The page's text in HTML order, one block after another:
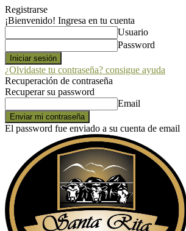
Registrarse
¡Bienvenido! Ingresa en tu cuenta
Usuario
Password
¿Olvidaste tu contraseña? consigue ayuda
Recuperación de contraseña
Recuperar su password
Email
El password fue enviado a su cuenta de email